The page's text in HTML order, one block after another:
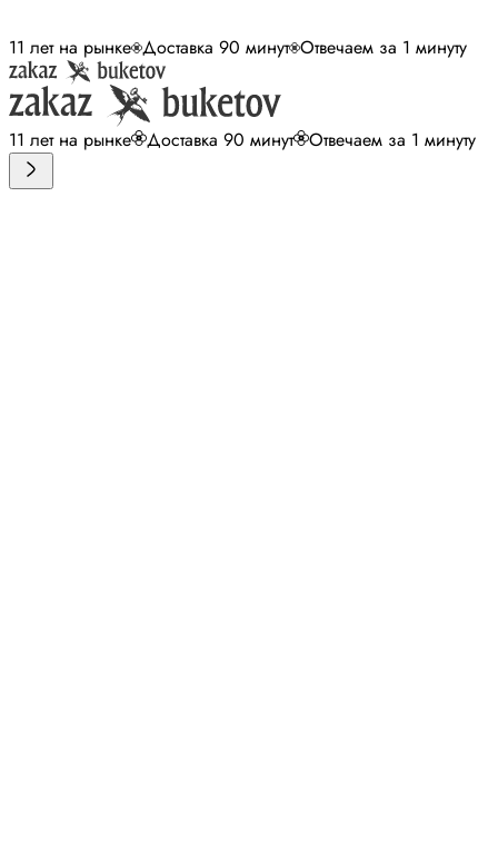
11 лет на рынке Доставка 90 минут Отвечаем за 1 минуту
11 лет на рынке Доставка 90 минут Отвечаем за 1 минуту